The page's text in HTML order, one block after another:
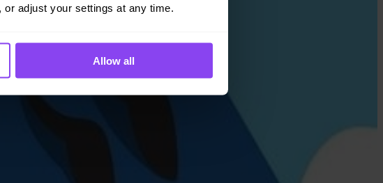
adjust your settings at any time.
Allow all